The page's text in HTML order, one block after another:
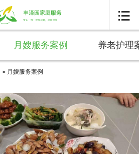

月嫂服务案例 养老护理
> 月嫂服务案例